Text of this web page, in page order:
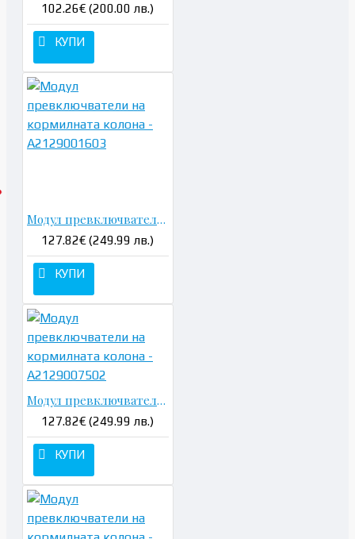
102.26€ (200.00 лв.)
КУПИ
Модул превключватели на кормилната колона - A2129001603
127.82€ (249.99 лв.)
КУПИ
Модул превключватели на кормилната колона - A2129007502
127.82€ (249.99 лв.)
КУПИ